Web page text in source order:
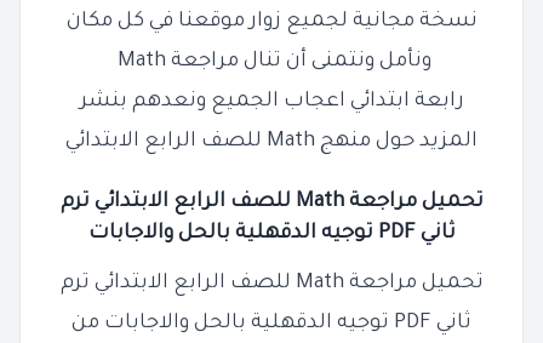
نسخة مجانية لجميع زوار موقعنا في كل مكان
ونأمل ونتمنى أن تنال مراجعة Math
رابعة ابتدائي اعجاب الجميع ونعدهم بنشر
المزيد حول منهج Math للصف
الرابع الابتدائي
تحميل مراجعة Math للصف الرابع الابتدائي ترم
ثاني PDF توجيه الدقهلية بالحل والاجابات
تحميل مراجعة Math للصف الرابع الابتدائي ترم
ثاني PDF توجيه الدقهلية بالحل والاجابات
من